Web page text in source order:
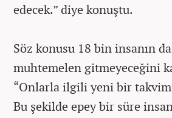
edecek.” diye konuştu.
Söz konusu 18 bin insanın
muhtemelen gitmeyeceğini
“Onlarla ilgili yeni bir
Bu şekilde epey bir süre